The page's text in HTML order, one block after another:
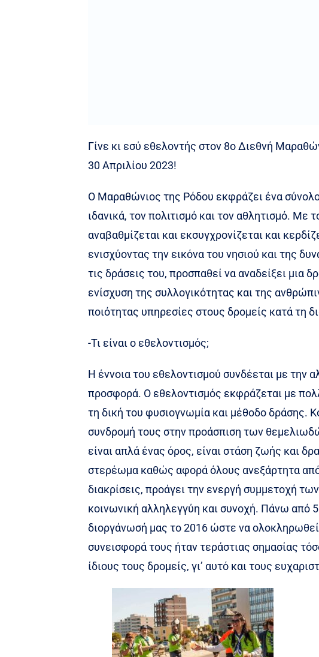
Γίνε κι εσύ εθελοντής στον 8ο Διεθνή
30 Απριλίου 2023!
Ο Μαραθώνιος της Ρόδου εκφράζει ένα
ιδανικά, τον πολιτισμό και τον αθλητισμό.
αναβαθμίζεται και εκσυγχρονίζεται και
ενισχύοντας την εικόνα του νησιού και της
τις δράσεις του, προσπαθεί να αναδείξει μια
ενίσχυση της συλλογικότητας και της
ποιότητας υπηρεσίες στους δρομείς κατά τη
-Τι είναι ο εθελοντισμός;
Η έννοια του εθελοντισμού συνδέεται με την
προσφορά. Ο εθελοντισμός εκφράζεται με
τη δική του φυσιογνωμία και μέθοδο δράσης.
συνδρομή τους στην προάσπιση των
είναι απλά ένας όρος, είναι στάση ζωής και
στερέωμα καθώς αφορά όλους ανεξάρτητα από
διακρίσεις, προάγει την ενεργή συμμετοχή
κοινωνική αλληλεγγύη και συνοχή. Πάνω από
διοργάνωσή μας το 2016 ώστε να
συνεισφορά τους ήταν τεράστιας σημασίας
ίδιους τους δρομείς, γι’ αυτό και τους